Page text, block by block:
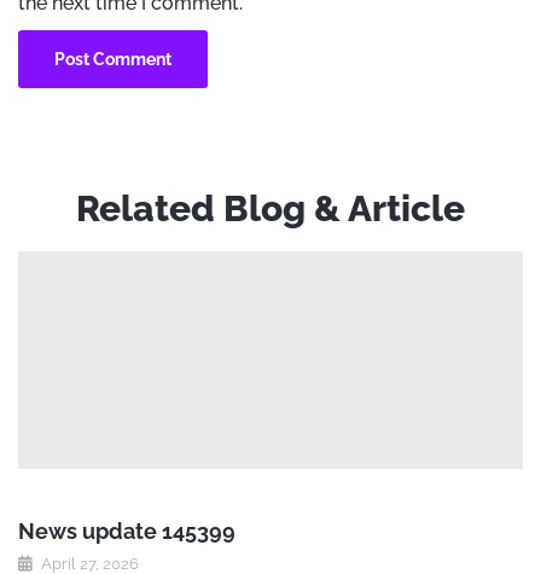
Related Blog & Article
News update 145399
April 27, 2026